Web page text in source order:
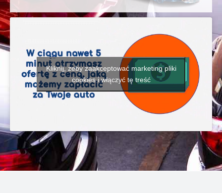
Kliknij, żeby zaakceptować marketing pliki
cookies i włączyć tę treść